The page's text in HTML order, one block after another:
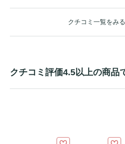
クチコミ一覧をみ
クチコミ評価4.5以上の商品